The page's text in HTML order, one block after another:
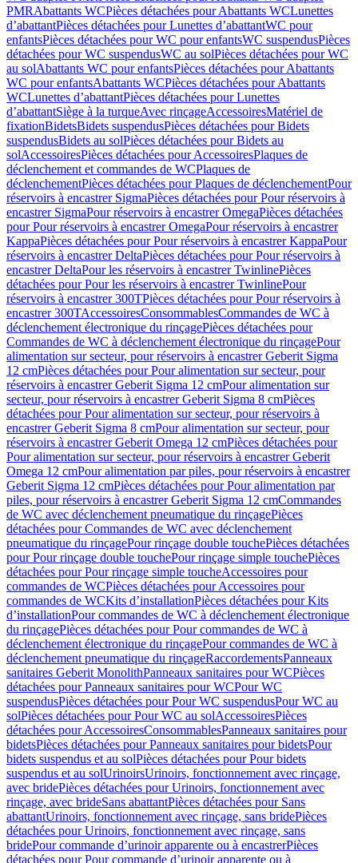
PMRAbattants WCPièces détachées pour Abattants WCLunettes
d’abattantPièces détachées pour Lunettes d’abattantWC pour
enfantsPièces détachées pour WC pour enfantsWC suspendusPièces
détachées pour WC suspendusWC au solPièces détachées pour WC
au solAbattants WC pour enfantsPièces détachées pour Abattants
WC pour enfantsAbattants WCPièces détachées pour Abattants
WCLunettes d’abattantPièces détachées pour Lunettes
d’abattantSiège à la turqueAvec rinçageAccessoiresMatériel de
fixationBidetsBidets suspendusPièces détachées pour Bidets
suspendusBidets au solPièces détachées pour Bidets au
solAccessoiresPièces détachées pour AccessoiresPlaques de
déclenchement et commandes de WCPlaques de
déclenchementPièces détachées pour Plaques de déclenchementPour
réservoirs à encastrer SigmaPièces détachées pour Pour réservoirs à
encastrer SigmaPour réservoirs à encastrer OmegaPièces détachées
pour Pour réservoirs à encastrer OmegaPour réservoirs à encastrer
KappaPièces détachées pour Pour réservoirs à encastrer KappaPour
réservoirs à encastrer DeltaPièces détachées pour Pour réservoirs à
encastrer DeltaPour les réservoirs à encastrer TwinlinePièces
détachées pour Pour les réservoirs à encastrer TwinlinePour
réservoirs à encastrer 300TPièces détachées pour Pour réservoirs à
encastrer 300TAccessoiresConsommablesCommandes de WC à
déclenchement électronique du rinçagePièces détachées pour
Commandes de WC à déclenchement électronique du rinçagePour
alimentation sur secteur, pour réservoirs à encastrer Geberit Sigma
12 cmPièces détachées pour Pour alimentation sur secteur, pour
réservoirs à encastrer Geberit Sigma 12 cmPour alimentation sur
secteur, pour réservoirs à encastrer Geberit Sigma 8 cmPièces
détachées pour Pour alimentation sur secteur, pour réservoirs à
encastrer Geberit Sigma 8 cmPour alimentation sur secteur, pour
réservoirs à encastrer Geberit Omega 12 cmPièces détachées pour
Pour alimentation sur secteur, pour réservoirs à encastrer Geberit
Omega 12 cmPour alimentation par piles, pour réservoirs à encastrer
Geberit Sigma 12 cmPièces détachées pour Pour alimentation par
piles, pour réservoirs à encastrer Geberit Sigma 12 cmCommandes
de WC avec déclenchement pneumatique du rinçagePièces
détachées pour Commandes de WC avec déclenchement
pneumatique du rinçagePour rinçage double touchePièces détachées
pour Pour rinçage double touchePour rinçage simple touchePièces
détachées pour Pour rinçage simple toucheAccessoires pour
commandes de WCPièces détachées pour Accessoires pour
commandes de WCKits d’installationPièces détachées pour Kits
d’installationPour commandes de WC à déclenchement électronique
du rinçagePièces détachées pour Pour commandes de WC à
déclenchement électronique du rinçagePour commandes de WC à
déclenchement pneumatique du rinçageRaccordementsPanneaux
sanitaires Geberit MonolithPanneaux sanitaires pour WCPièces
détachées pour Panneaux sanitaires pour WCPour WC
suspendusPièces détachées pour Pour WC suspendusPour WC au
solPièces détachées pour Pour WC au solAccessoiresPièces
détachées pour AccessoiresConsommablesPanneaux sanitaires pour
bidetsPièces détachées pour Panneaux sanitaires pour bidetsPour
bidets suspendus et au solPièces détachées pour Pour bidets
suspendus et au solUrinoirsUrinoirs, fonctionnement avec rinçage,
avec bridePièces détachées pour Urinoirs, fonctionnement avec
rinçage, avec brideSans abattantPièces détachées pour Sans
abattantUrinoirs, fonctionnement avec rinçage, sans bridePièces
détachées pour Urinoirs, fonctionnement avec rinçage, sans
bridePour commande d’urinoir apparente ou à encastrerPièces
détachées pour Pour commande d’urinoir apparente ou à